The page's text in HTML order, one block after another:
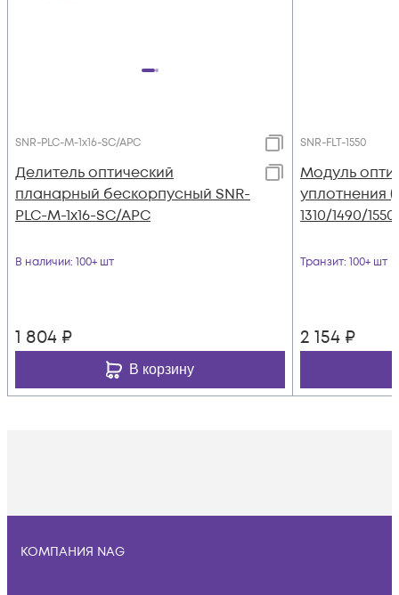
SNR-PLC-M-1x16-SC/APC
Делитель оптический
планарный бескорпусный SNR-
PLC-M-1x16-SC/APC
В наличии: 100+ шт
1 804 ₽
В корзину
SNR-FLT-1550
Модуль
уплотнения
1310/1490/1550
Транзит: 100+ шт
2 154 ₽
КОМПАНИЯ NAG